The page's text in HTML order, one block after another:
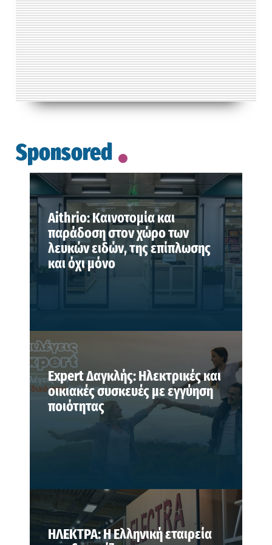
Sponsored
Aithrio: Καινοτομία και
παράδοση στον χώρο των
λευκών ειδών, της επίπλωσης
και όχι μόνο
Expert Δαγκλής: Ηλεκτρικές και
οικιακές συσκευές με εγγύηση
ποιότητας
ΗΛΕΚΤΡΑ: Η Ελληνική εταιρεία